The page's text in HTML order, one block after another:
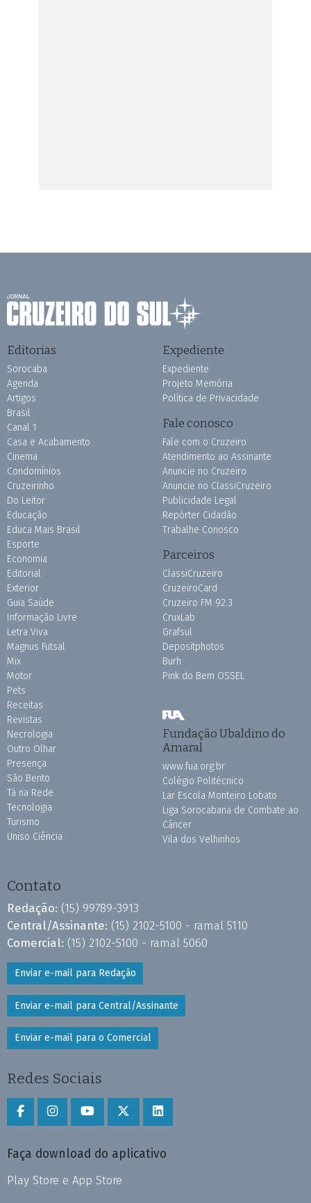
Editorias
Sorocaba
Agenda
Artigos
Brasil
Canal 1
Casa e Acabamento
Cinema
Condomínios
Cruzeirinho
Do Leitor
Educação
Educa Mais Brasil
Esporte
Economia
Editorial
Exterior
Guia Saúde
Informação Livre
Letra Viva
Magnus Futsal
Mix
Motor
Pets
Receitas
Revistas
Necrologia
Outro Olhar
Presença
São Bento
Tá na Rede
Tecnologia
Turismo
Uniso Ciência
Expediente
Expediente
Projeto Memória
Política de Privacidade
Fale conosco
Fale com o Cruzeiro
Atendimento ao Assinante
Anuncie no Cruzeiro
Anuncie no ClassiCruzeiro
Publicidade Legal
Repórter Cidadão
Trabalhe Conosco
Parceiros
ClassiCruzeiro
CruzeiroCard
Cruzeiro FM 92.3
CruxLab
Grafsul
Depositphotos
Burh
Pink do Bem OSSEL
Fundação Ubaldino do
Amaral
www.fua.org.br
Colégio Politécnico
Lar Escola Monteiro Lobato
Liga Sorocabana de Combate ao
Câncer
Vila dos Velhinhos
Contato
Redação: (15) 99789-3913
Central/Assinante: (15) 2102-5100 - ramal 5110
Comercial: (15) 2102-5100 - ramal 5060
Enviar e-mail para Redação
Enviar e-mail para Central/Assinante
Enviar e-mail para o Comercial
Redes Sociais
Faça download do aplicativo
Play Store e App Store